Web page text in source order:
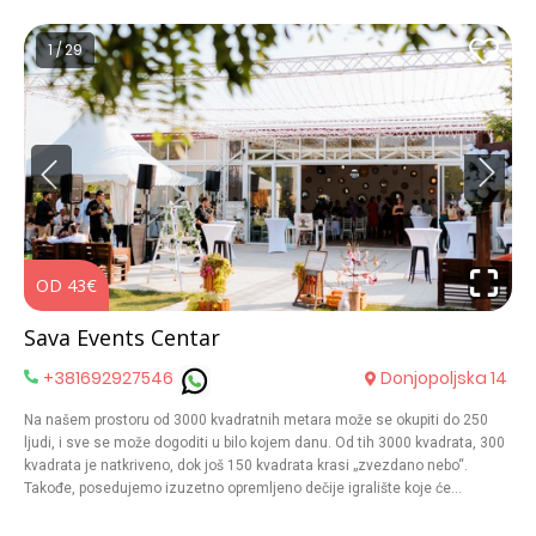
do čak 300 gostiju i u otvorenom i u zatvorenom prostoru. Sadržaj smo
upotpunili zatvorenim i otvorenim bazenom Kompleks pored mladenačkog
apartmana ima kapacitet za smeštaj za još 33 gostiju.
1 / 29
OD 43€
Sava Events Centar
+381692927546 Donjopoljska 14
Na našem prostoru od 3000 kvadratnih metara može se okupiti do 250
ljudi, i sve se može dogoditi u bilo kojem danu. Od tih 3000 kvadrata, 300
kvadrata je natkriveno, dok još 150 kvadrata krasi „zvezdano nebo“.
Takođe, posedujemo izuzetno opremljeno dečije igralište koje će